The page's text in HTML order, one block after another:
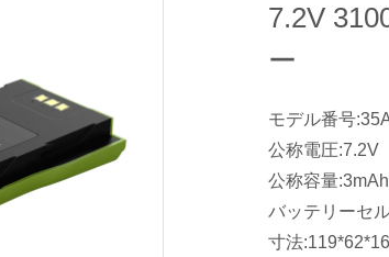
7.2V
ー
モデル番号
公称電圧:7.2V
公称容量:3mAh
バッテリーセ
寸法